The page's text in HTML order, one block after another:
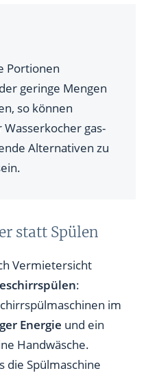
Portionen
geringe Mengen
so können
gas-
Alternativen zu
statt Spülen
Vermietersicht
:
im
Energie und ein
Handwäsche.
die Spülmaschine